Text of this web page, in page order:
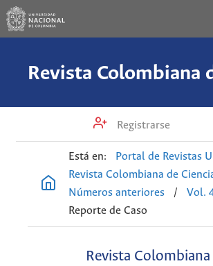
Registrarse
Está en: Portal de Revistas
Revista Colombiana de
Números anteriores
/ Vol.
Reporte de Caso
Revista